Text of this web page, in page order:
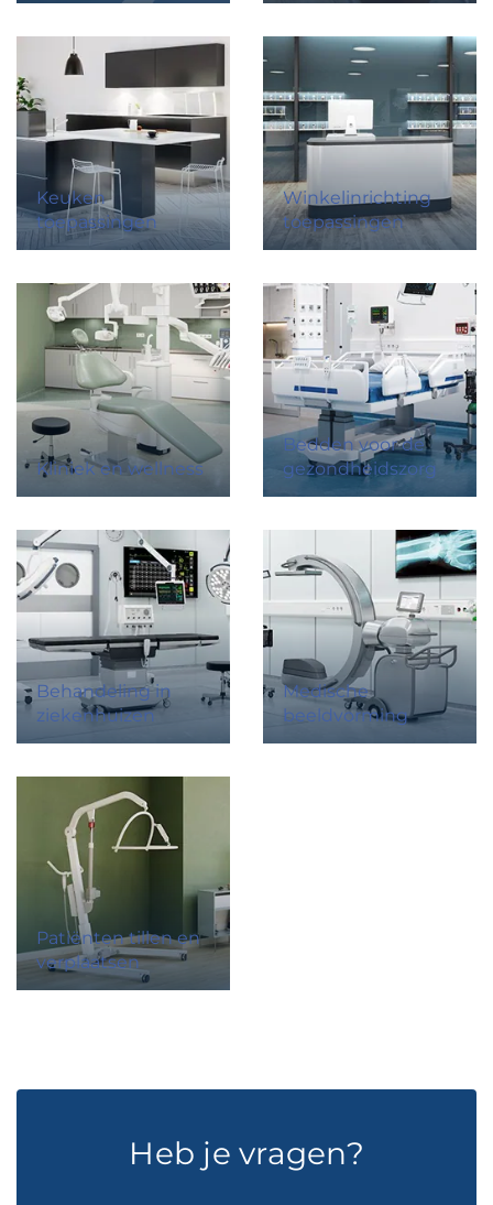
Keuken
toepassingen
Winkelinrichting
toepassingen
Kliniek en wellness
Bedden voor de
gezondheidszorg
Behandeling in
ziekenhuizen
Medische
beeldvorming
Patiënten tillen en
verplaatsen
Heb je vragen?